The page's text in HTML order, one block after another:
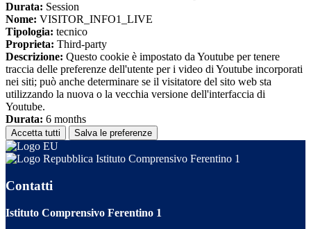
Durata: Session
Nome: VISITOR_INFO1_LIVE
Tipologia: tecnico
Proprieta: Third-party
Descrizione: Questo cookie è impostato da Youtube per tenere
traccia delle preferenze dell'utente per i video di Youtube incorporati
nei siti; può anche determinare se il visitatore del sito web sta
utilizzando la nuova o la vecchia versione dell'interfaccia di
Youtube.
Durata: 6 months
Accetta tutti Salva le preferenze
Istituto Comprensivo Ferentino 1
Contatti
Istituto Comprensivo Ferentino 1